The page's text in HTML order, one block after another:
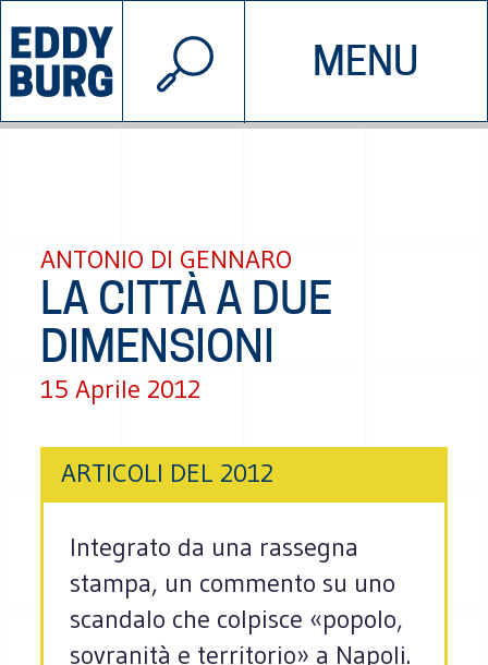
MENU
INIZIATIVE CHI SIAMO
© 2026 EDDYBURG
ANTONIO DI GENNARO
LA CITTÀ A DUE
DIMENSIONI
15 Aprile 2012
ARTICOLI DEL 2012
Integrato da una rassegna
stampa, un commento su uno
scandalo che colpisce «popolo,
sovranità e territorio» a Napoli.